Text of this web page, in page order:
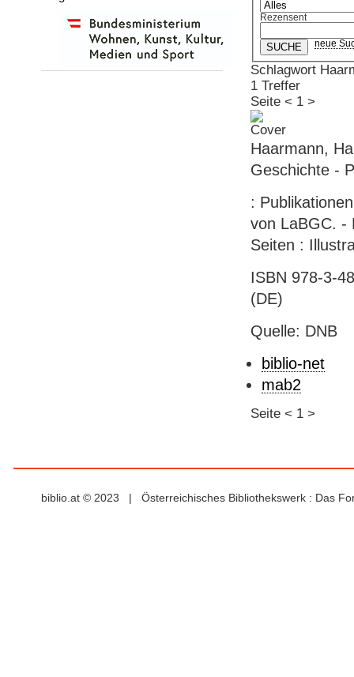
Rezensent
neue
Schlagwort
1 Treffer
Seite < 1 >
Haarmann,
Geschichte -
:
von LaBGC. -
Seiten :
ISBN 978-3-
(DE)
Quelle: DNB
biblio-net
mab2
Seite < 1 >
biblio.at © 2023 | Österreichisches Bibliothekswerk : Das